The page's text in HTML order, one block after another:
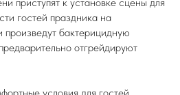
гостей праздника на
бактерицидную
отгрейдируют